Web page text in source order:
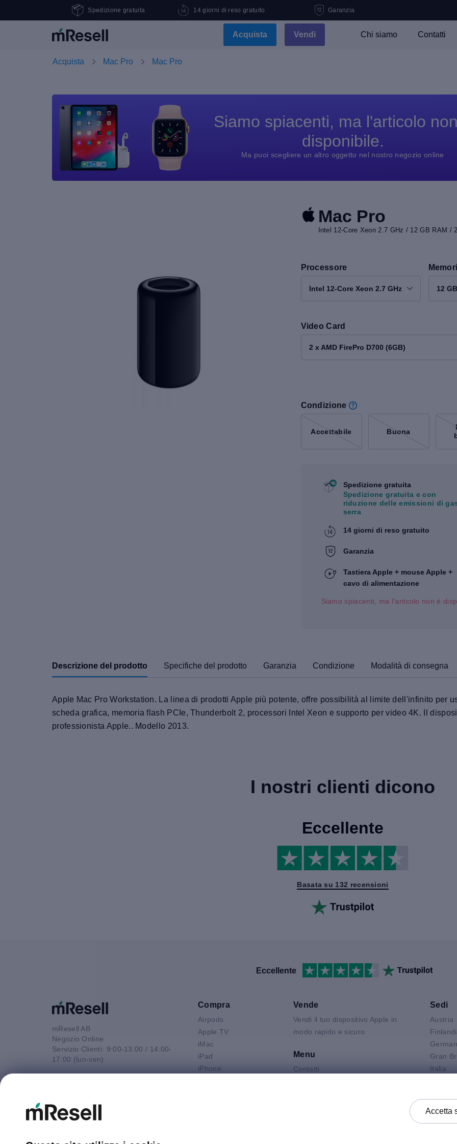
Spedizione gratuita 14 giorni di reso gratuito Garanzia
Acquista Vendi Chi siamo Contatti
Acquista Mac Pro Mac Pro
Siamo spiacenti, ma l'articolo
disponibile.
Ma puoi scegliere un altro oggetto nel nostro negozio online
Mac Pro
Intel 12-Core Xeon 2.7 GHz / 12 GB RAM /
Processore
Intel 12-Core Xeon 2.7 GHz 12
Video Card
2 x AMD FirePro D700 (6GB)
Condizione
Accettabile Buona
Spedizione gratuita
Spedizione gratuita e con
riduzione delle emissioni di
serra
14 giorni di reso gratuito
Garanzia
Tastiera Apple + mouse Apple +
cavo di alimentazione
Siamo spiacenti, ma l'articolo non è
Descrizione del prodotto Specifiche del prodotto Garanzia Condizione Modalità di consegna
Apple Mac Pro Workstation. La linea di prodotti Apple più potente, offre possibilità al limite dell'infinito per
scheda grafica, memoria flash PCIe, Thunderbolt 2, processori Intel Xeon e supporto per video 4K. Il
professionista Apple.. Modello 2013.
I nostri clienti dicono
Eccellente
Basata su 132 recensioni
Eccellente
mResell AB
Negozio Online
Servizio Clienti: 9:00-13:00 / 14:00-
17:00 (lun-ven)
Compra
Airpods
Apple TV
iMac
iPad
iPhone
Vende
Vendi il tuo dispositivo Apple in
modo rapido e sicuro
Menu
Contatti
Sedi
Austria
Gran
Italia
Accetta